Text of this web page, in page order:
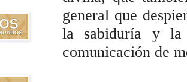
general que
la sabiduría y la
comunicación de